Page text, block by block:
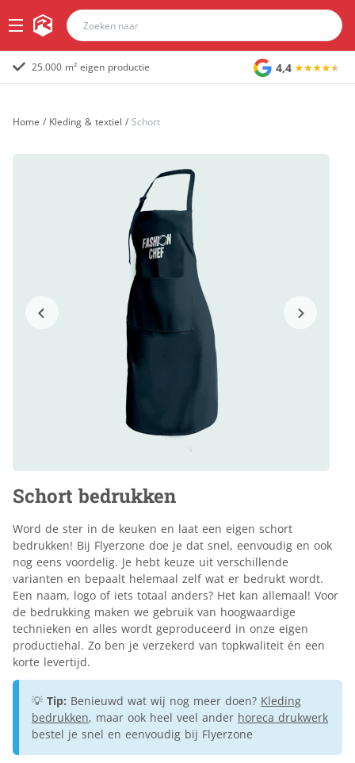
25.000 m² eigen productie 4,4
Home / Kleding & textiel / Schort
Schort bedrukken
Word de ster in de keuken en laat een eigen schort
bedrukken! Bij Flyerzone doe je dat snel, eenvoudig en ook
nog eens voordelig. Je hebt keuze uit verschillende
varianten en bepaalt helemaal zelf wat er bedrukt wordt.
Een naam, logo of iets totaal anders? Het kan allemaal! Voor
de bedrukking maken we gebruik van hoogwaardige
technieken en alles wordt geproduceerd in onze eigen
productiehal. Zo ben je verzekerd van topkwaliteit én een
korte levertijd.
💡 Tip: Benieuwd wat wij nog meer doen? Kleding
bedrukken, maar ook heel veel ander horeca drukwerk
bestel je snel en eenvoudig bij Flyerzone